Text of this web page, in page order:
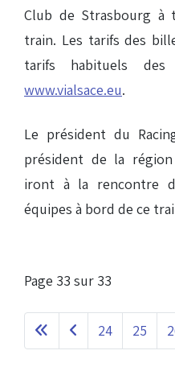
Club de Strasbourg à
train. Les tarifs des
tarifs habituels des
www.vialsace.eu.
Le président du
président de la
iront à la rencontre
équipes à bord de ce
Page 33 sur 33
24 25